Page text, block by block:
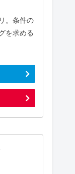
。条件の
を求める